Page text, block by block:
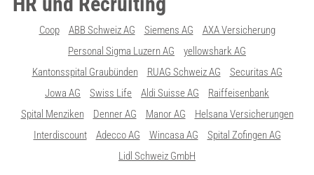
Coop ABB Schweiz AG Siemens AG
AXA Versicherung
Personal Sigma Luzern AG
yellowshark AG
Kantonsspital Graubünden
RUAG Schweiz AG
Securitas AG
Jowa AG
Swiss Life Aldi Suisse AG
Raiffeisenbank
Spital Menziken
Denner AG Manor AG
Helsana Versicherungen
Interdiscount
Adecco AG Wincasa AG
Spital Zofingen AG
Lidl Schweiz GmbH